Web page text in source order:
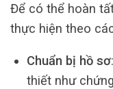
Để có thể hoàn
thực hiện theo
Chuẩn bị hồ sơ
thiết như